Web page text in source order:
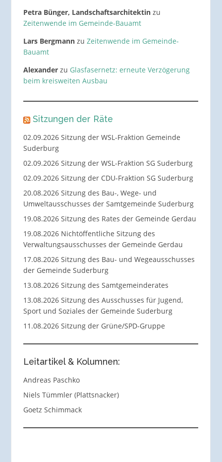
Petra Bünger, Landschaftsarchitektinzu
Zeitenwende im Gemeinde-Bauamt
Lars Bergmannzu Zeitenwende im Gemeinde-
Bauamt
Alexanderzu Glasfasernetz: erneute Verzögerung
beim kreisweiten Ausbau
Sitzungen der Räte
02.09.2026 Sitzung der WSL-Fraktion Gemeinde
Suderburg
02.09.2026 Sitzung der WSL-Fraktion SG Suderburg
02.09.2026 Sitzung der CDU-Fraktion SG Suderburg
20.08.2026 Sitzung des Bau-, Wege- und
Umweltausschusses der Samtgemeinde Suderburg
19.08.2026 Sitzung des Rates der Gemeinde Gerdau
19.08.2026 Nichtöffentliche Sitzung des
Verwaltungsausschusses der Gemeinde Gerdau
17.08.2026 Sitzung des Bau- und Wegeausschusses
der Gemeinde Suderburg
13.08.2026 Sitzung des Samtgemeinderates
13.08.2026 Sitzung des Ausschusses für Jugend,
Sport und Soziales der Gemeinde Suderburg
11.08.2026 Sitzung der Grüne/SPD-Gruppe
Leitartikel & Kolumnen:
Andreas Paschko
Niels Tümmler (Plattsnacker)
Goetz Schimmack